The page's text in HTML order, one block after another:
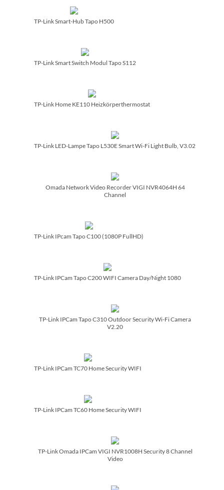
TP-Link Smart-Hub Tapo H500
TP-Link Smart Switch Modul Tapo S112
TP-Link Home KE110 Heizkörperthermostat
TP-Link LED-Lampe Tapo L530E Smart Wi-Fi Light Bulb, V3.02
Omada Network Video Recorder VIGI NVR4064H 64
Channel
TP-Link IPcam Tapo C100 (1080P FullHD)
TP-Link IPCam Tapo C200 WIFI Camera Day/­Night 1080
TP-Link IPCam Tapo C310 Outdoor Security Wi-Fi Camera
V2.20
TP-Link IPCam TC70 Home Security WIFI
TP-Link IPCam TC60 Home Security WIFI
TP-Link Omada IPCam VIGI NVR1008H Security 8 Channel
Video